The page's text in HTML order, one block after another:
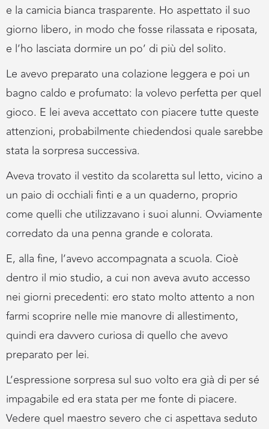
e la camicia bianca trasparente. Ho aspettato il suo
giorno libero, in modo che fosse rilassata e riposata,
e l’ho lasciata dormire un po’ di più del solito.
Le avevo preparato una colazione leggera e poi un
bagno caldo e profumato: la volevo perfetta per quel
gioco. E lei aveva accettato con piacere tutte queste
attenzioni, probabilmente chiedendosi quale sarebbe
stata la sorpresa successiva.
Aveva trovato il vestito da scolaretta sul letto, vicino a
un paio di occhiali finti e a un quaderno, proprio
come quelli che utilizzavano i suoi alunni. Ovviamente
corredato da una penna grande e colorata.
E, alla fine, l’avevo accompagnata a scuola. Cioè
dentro il mio studio, a cui non aveva avuto accesso
nei giorni precedenti: ero stato molto attento a non
farmi scoprire nelle mie manovre di allestimento,
quindi era davvero curiosa di quello che avevo
preparato per lei.
L’espressione sorpresa sul suo volto era già di per sé
impagabile ed era stata per me fonte di piacere.
Vedere quel maestro severo che ci aspettava seduto